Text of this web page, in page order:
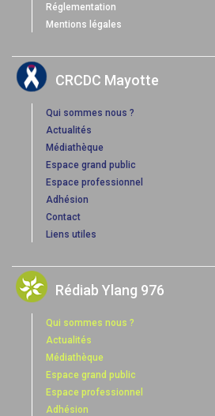
Réglementation
Mentions légales
CRCDC Mayotte
Qui sommes nous ?
Actualités
Médiathèque
Espace grand public
Espace professionnel
Adhésion
Contact
Liens utiles
Rédiab Ylang 976
Qui sommes nous ?
Actualités
Médiathèque
Espace grand public
Espace professionnel
Adhésion